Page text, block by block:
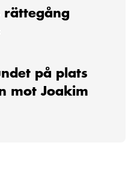
rättegång
på plats
mot Joakim